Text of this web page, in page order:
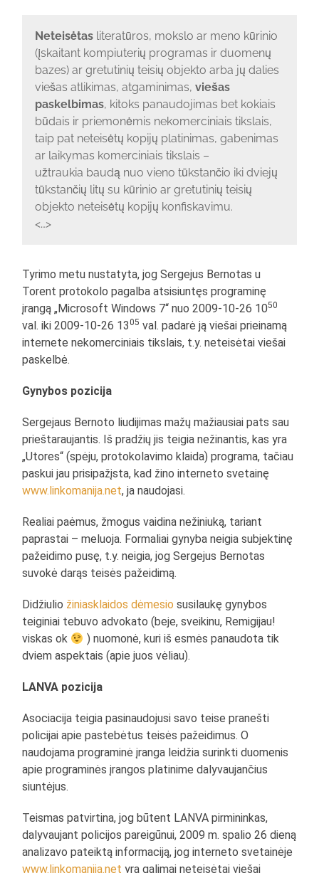
Neteisėtasliteratūros, mokslo ar meno kūrinio
(įskaitant kompiuterių programas ir duomenų
bazes) ar gretutinių teisių objekto arba jų dalies
viešas atlikimas, atgaminimas, viešas
paskelbimas, kitoks panaudojimas bet kokiais
būdais ir priemonėmis nekomerciniais tikslais,
taip pat neteisėtų kopijų platinimas, gabenimas
ar laikymas komerciniais tikslais –
užtraukia baudą nuo vieno tūkstančio iki dviejų
tūkstančių litų su kūrinio ar gretutinių teisių
objekto neteisėtų kopijų konfiskavimu.
<…>
Tyrimo metu nustatyta, jog Sergejus Bernotas u
Torent protokolo pagalba atsisiuntęs programinę
įrangą „Microsoft Windows 7“ nuo 2009-10-26 1050
val. iki 2009-10-26 1305 val. padarė ją viešai prieinamą
internete nekomerciniais tikslais, t.y. neteisėtai viešai
paskelbė.
Gynybos pozicija
Sergejaus Bernoto liudijimas mažų mažiausiai pats sau
prieštaraujantis. Iš pradžių jis teigia nežinantis, kas yra
„Utores“ (spėju, protokolavimo klaida) programa, tačiau
paskui jau prisipažįsta, kad žino interneto svetainę
www.linkomanija.net, ja naudojasi.
Realiai paėmus, žmogus vaidina nežiniuką, tariant
paprastai – meluoja. Formaliai gynyba neigia subjektinę
pažeidimo pusę, t.y. neigia, jog Sergejus Bernotas
suvokė darąs teisės pažeidimą.
Didžiulio žiniasklaidos dėmesio susilaukę gynybos
teiginiai tebuvo advokato (beje, sveikinu, Remigijau!
viskas ok
) nuomonė, kuri iš esmės panaudota tik
dviem aspektais (apie juos vėliau).
LANVA pozicija
Asociacija teigia pasinaudojusi savo teise pranešti
policijai apie pastebėtus teisės pažeidimus. O
naudojama programinė įranga leidžia surinkti duomenis
apie programinės įrangos platinime dalyvaujančius
siuntėjus.
Teismas patvirtina, jog būtent LANVA pirmininkas,
dalyvaujant policijos pareigūnui, 2009 m. spalio 26 dieną
analizavo pateiktą informaciją, jog interneto svetainėje
www.linkomanija.net yra galimai neteisėtai viešai